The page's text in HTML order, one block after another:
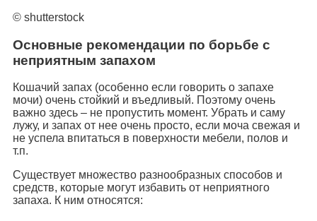
© shutterstock
Основные рекомендации по борьбе с
неприятным запахом
Кошачий запах (особенно если говорить о запахе
мочи) очень стойкий и въедливый. Поэтому очень
важно здесь – не пропустить момент. Убрать и саму
лужу, и запах от нее очень просто, если моча свежая и
не успела впитаться в поверхности мебели, полов и
т.п.
Существует множество разнообразных способов и
средств, которые могут избавить от неприятного
запаха. К ним относятся: